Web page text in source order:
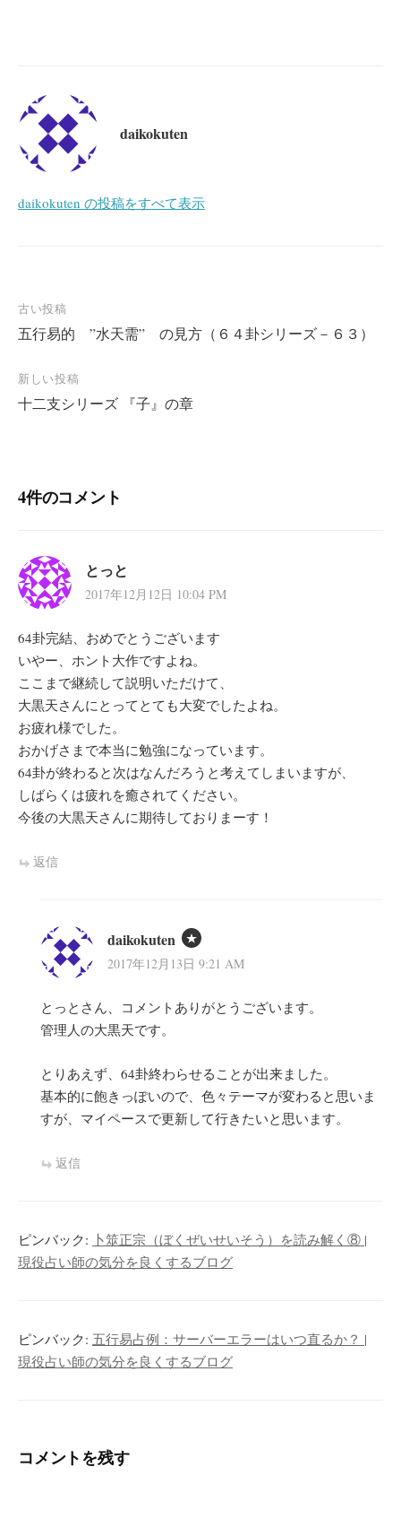
daikokuten
daikokuten の投稿をすべて表示
投
稿
ナ
ビ
ゲ
ョ
古い投稿
五行易的 ”水天需” の見方（６４卦シリーズ－６３）
新しい投稿
十二支シリーズ 『子』の章
4件のコメント
とっと
2017年12月12日 10:04 PM
64卦完結、おめでとうございます
いやー、ホント大作ですよね。
ここまで継続して説明いただけて、
大黒天さんにとってとても大変でしたよね。
お疲れ様でした。
おかげさまで本当に勉強になっています。
64卦が終わると次はなんだろうと考えてしまいますが、
しばらくは疲れを癒されてください。
今後の大黒天さんに期待しておりまーす！
返信
daikokuten
2017年12月13日 9:21 AM
とっとさん、コメントありがとうございます。
管理人の大黒天です。
とりあえず、64卦終わらせることが出来ました。
基本的に飽きっぽいので、色々テーマが変わると思いま
すが、マイペースで更新して行きたいと思います。
返信
ピンバック: 卜筮正宗（ぼくぜいせいそう）を読み解く⑧ |
現役占い師の気分を良くするブログ
ピンバック: 五行易占例：サーバーエラーはいつ直るか？ |
現役占い師の気分を良くするブログ
コメントを残す